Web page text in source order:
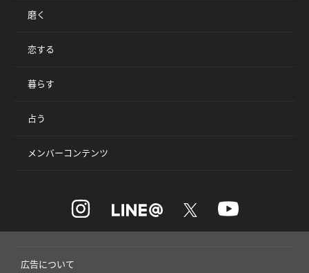
磨く
恋する
暮らす
占う
メンバーコンテンツ
広告について